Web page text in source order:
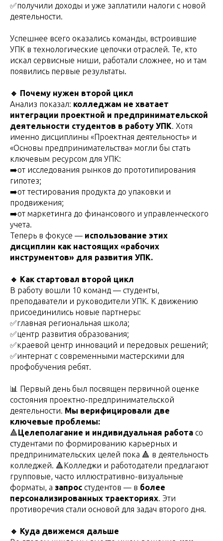
✅получили доходы и уже заплатили налоги с новой
деятельности.
Успешнее всего оказались команды, встроившие
УПК в технологические цепочки отраслей. Те, кто
искал сервисные ниши, работали сложнее, но и там
появились первые результаты.
🔹 Почему нужен второй цикл
Анализ показал: колледжам не хватает
интеграции проектной и предпринимательской
деятельности студентов в работу УПК. Хотя
именно дисциплины «Проектная деятельность» и
«Основы предпринимательства» могли бы стать
ключевым ресурсом для УПК:
➡️от исследования рынков до прототипирования
гипотез;
➡️от тестирования продукта до упаковки и
продвижения;
➡️от маркетинга до финансового и управленческого
учета.
Теперь в фокусе — использование этих
дисциплин как настоящих «рабочих
инструментов» для развития УПК.
🔹 Как стартовал второй цикл
В работу вошли 10 команд — студенты,
преподаватели и руководители УПК. К движению
присоединились новые партнеры:
✅главная региональная школа;
✅центр развития образования;
✅краевой центр инноваций и передовых решений;
✅интернат с современными мастерскими для
профобучения ребят.
📊 Первый день был посвящен первичной оценке
состояния проектно-предпринимательской
деятельности. Мы верифицировали две
ключевые проблемы:
🔺 Целеполагание и индивидуальная работа со
студентами по формированию карьерных и
предпринимательских целей пока 🔺 в деятельность
колледжей. 🔺Колледжи и работодатели предлагают
групповые, часто иллюстративно-визуальные
форматы, а запрос студентов — в более
персонализированных траекториях. Эти
противоречия стали основой для задач второго дня.
🔹 Куда движемся дальше